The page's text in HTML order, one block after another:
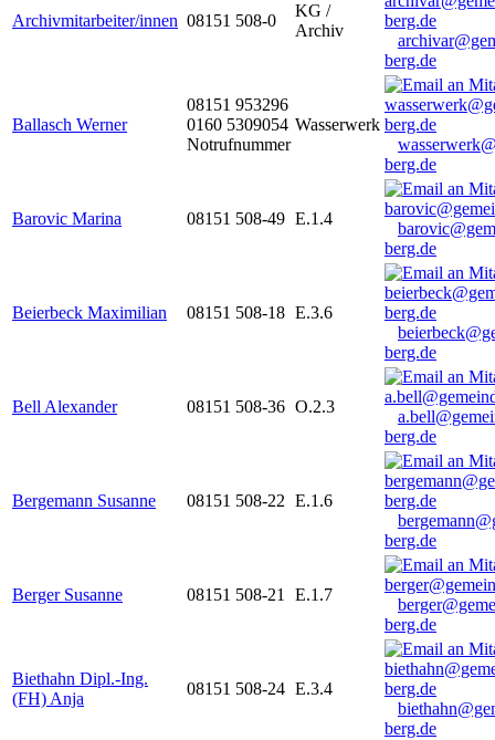
Archivmitarbeiter/innen 08151 508-0
KG /
Archiv
berg.de
Ballasch Werner
08151 953296
0160 5309054
Notrufnummer
Wasserwerk
berg.de
Barovic Marina 08151 508-49 E.1.4
berg.de
Beierbeck Maximilian 08151 508-18 E.3.6
berg.de
Bell Alexander 08151 508-36 O.2.3
berg.de
Bergemann Susanne 08151 508-22 E.1.6
berg.de
Berger Susanne 08151 508-21 E.1.7
berg.de
Biethahn Dipl.-Ing.
(FH) Anja
08151 508-24 E.3.4
berg.de